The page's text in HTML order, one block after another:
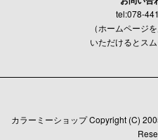
tel:078-
（ホームページ
いただけるとスム
カラーミーショップCopyright (C)